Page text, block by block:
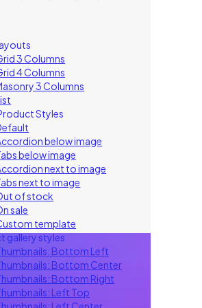
3 Columns
4 Columns
3 Columns
Styles
below image
below image
next to image
next to image
of stock
sale
template
gallery styles
Bottom Left
Bottom Center
Bottom Right
Left Top